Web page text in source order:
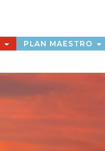
PLAN MAESTRO